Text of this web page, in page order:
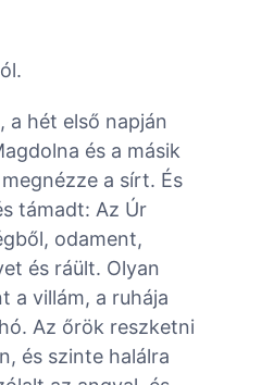
a hét első napján
és a másik
a sírt. És
támadt: Az Úr
odament,
és ráült. Olyan
a villám, a ruhája
Az őrök reszketni
és szinte halálra